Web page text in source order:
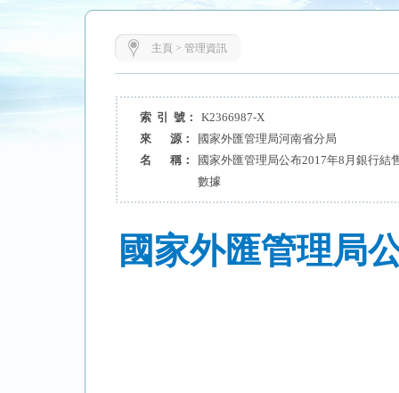
主頁 > 管理資訊
索 引 號：
K2366987-X
來 源：
國家外匯管理局河南省分局
名 稱：
國家外匯管理局公布2017年8月銀行結
數據
國家外匯管理局